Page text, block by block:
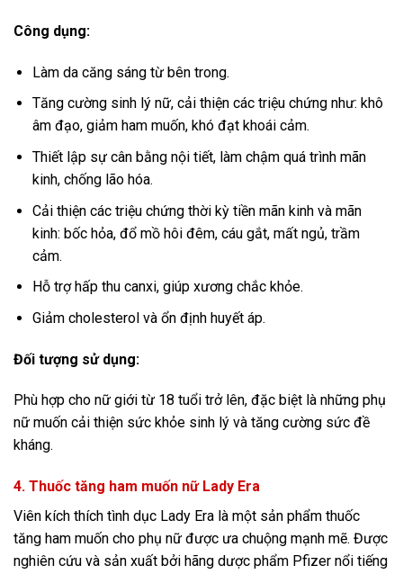
Công dụng:
Làm da căng sáng từ bên trong.
Tăng cường sinh lý nữ, cải thiện các triệu chứng như: khô
âm đạo, giảm ham muốn, khó đạt khoái cảm.
Thiết lập sự cân bằng nội tiết, làm chậm quá trình mãn
kinh, chống lão hóa.
Cải thiện các triệu chứng thời kỳ tiền mãn kinh và mãn
kinh: bốc hỏa, đổ mồ hôi đêm, cáu gắt, mất ngủ, trầm
cảm.
Hỗ trợ hấp thu canxi, giúp xương chắc khỏe.
Giảm cholesterol và ổn định huyết áp.
Đối tượng sử dụng:
Phù hợp cho nữ giới từ 18 tuổi trở lên, đặc biệt là những phụ
nữ muốn cải thiện sức khỏe sinh lý và tăng cường sức đề
kháng.
4. Thuốc tăng ham muốn nữ Lady Era
Viên kích thích tình dục Lady Era là một sản phẩm thuốc
tăng ham muốn cho phụ nữ được ưa chuộng mạnh mẽ. Được
nghiên cứu và sản xuất bởi hãng dược phẩm Pfizer nổi tiếng